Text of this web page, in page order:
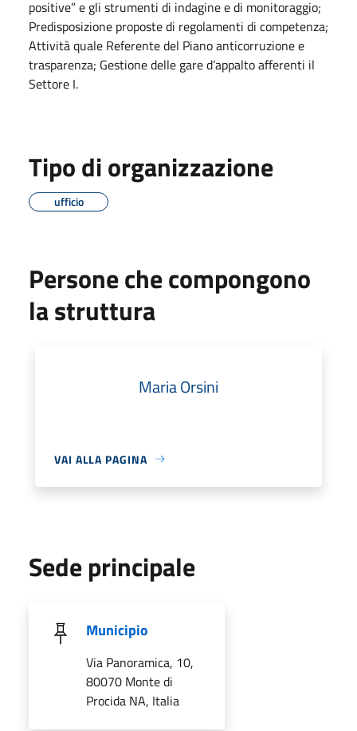
positive” e gli strumenti di indagine e di monitoraggio;
Predisposizione proposte di regolamenti di competenza;
Attività quale Referente del Piano anticorruzione e
trasparenza; Gestione delle gare d’appalto afferenti il
Settore I.
Tipo di organizzazione
ufficio
Persone che compongono
la struttura
Maria Orsini
VAI ALLA PAGINA
Sede principale
Municipio
Via Panoramica, 10,
80070 Monte di
Procida NA, Italia